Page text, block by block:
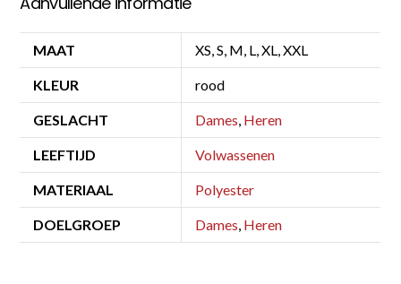
MAAT XS, S, M, L, XL, XXL
KLEUR rood
GESLACHT Dames, Heren
LEEFTIJD Volwassenen
MATERIAAL Polyester
DOELGROEP Dames, Heren